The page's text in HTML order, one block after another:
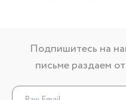
Подпишитесь на
письме раздаем